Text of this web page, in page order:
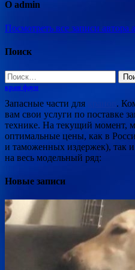
О admin
Посмотреть все записи автора
Поиск
Найти:
кран фаун
Запасные части для
.
вам свои услуги по поставке
технике. На текущий момент,
оптимальные цены, как в
и таможенных издержек), так
на весь модельный ряд:
Новые записи